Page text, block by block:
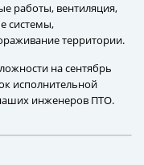
работы, вентиляция,
системы,
территории.
на сентябрь
исполнительной
инженеров ПТО.